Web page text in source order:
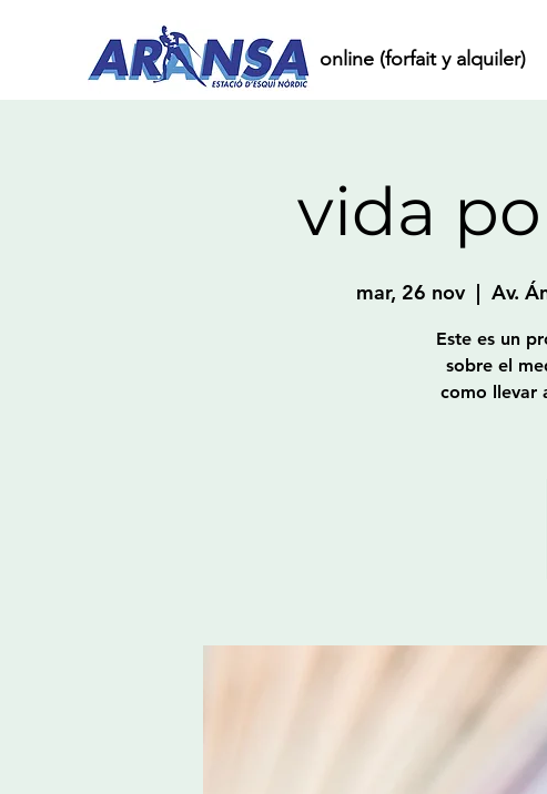
Inicio Compra online (forfait y alquiler)
vida
mar, 26 nov
  |
Av.
Este es un
sobre el
como llevar